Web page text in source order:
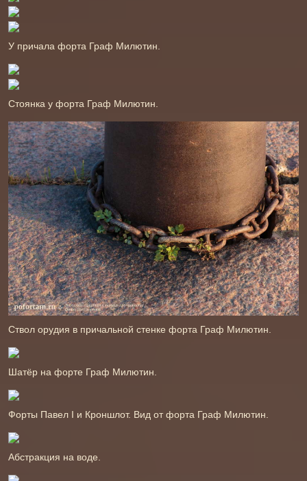
У причала форта Граф Милютин.
Стоянка у форта Граф Милютин.
Ствол орудия в причальной стенке форта Граф Милютин.
Шатёр на форте Граф Милютин.
Форты Павел І и Кроншлот. Вид от форта Граф Милютин.
Абстракция на воде.